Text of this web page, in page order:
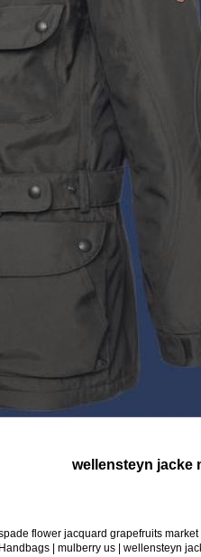
wellensteyn jacke
flower jacquard grapefruits
Handbags | mulberry us | wellensteyn